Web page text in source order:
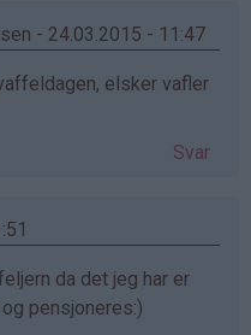
- 24.03.2015 - 11:47
elsker vafler
Svar
da det jeg har er
pensjoneres:)